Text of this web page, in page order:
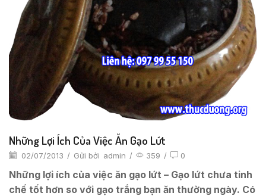
Những Lợi Ích Của Việc Ăn Gạo Lứt
02/07/2013 / Gửi bởi admin / 359 / 0
Những lợi ích của việc ăn gạo lứt – Gạo lứt chưa tinh
chế tốt hơn so với gạo trắng bạn ăn thường ngày. Có